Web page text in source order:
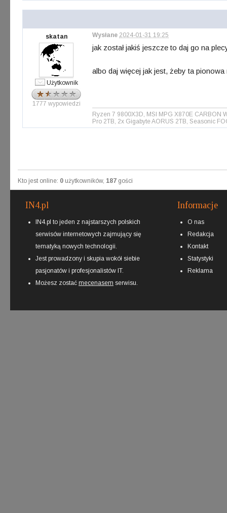
skatan
Użytkownik
1777 wypowiedzi
Wysłane 2024-01-31 19:25
jak został jakiś jeszcze to daj go na
albo daj więcej jak jest, żeby ta
Ryzen 7 9800X3D, MSI MPG X870E CARBON
Pro 2TB, 2x Gigabyte AORUS 2TB, Seasonic
Kto jest online: 0 użytkowników, 187 gości
IN4.pl
IN4.pl to jeden z najstarszych polskich
serwisów internetowych zajmujący się
tematyką nowych technologii.
Jest prowadzony i skupia wokół siebie
pasjonatów i profesjonalistów IT.
Możesz zostać mecenasem serwisu.
Informacje
O nas
Redakcja
Kontakt
Statystyki
Reklama